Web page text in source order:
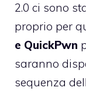
2.0 ci sono
proprio per
e QuickPwn
saranno
sequenza